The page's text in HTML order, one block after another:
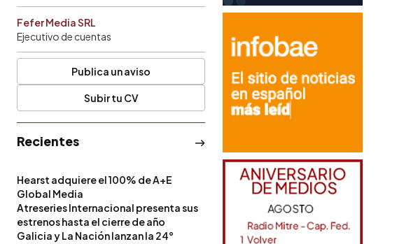
Fefer Media SRL
Ejecutivo de cuentas
Publica un aviso
Subir tu CV
Recientes
Hearst adquiere el 100% de A+E
Global Media
Atreseries Internacional presenta sus
estrenos hasta el cierre de año
Galicia y La Nación lanzan la 24°